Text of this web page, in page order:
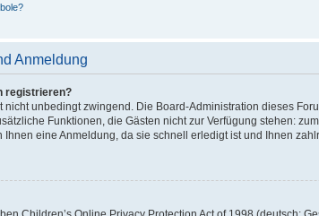
Anmeldung
registrieren?
nicht unbedingt zwingend. Die Board-Administration dieses
Funktionen, die Gästen nicht zur Verfügung stehen:
Ihnen eine Anmeldung, da sie schnell erledigt ist und Ihnen